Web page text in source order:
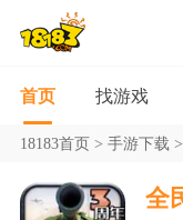
首页 找游戏
18183首页> 手游下载>
全